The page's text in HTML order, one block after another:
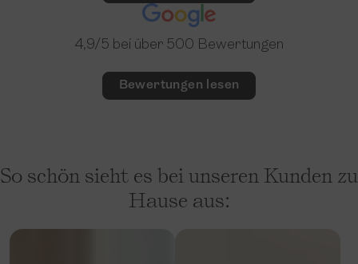
4,9/5 bei über 500 Bewertungen
Bewertungen lesen
So schön sieht es bei unseren Kunden zu
Hause aus: